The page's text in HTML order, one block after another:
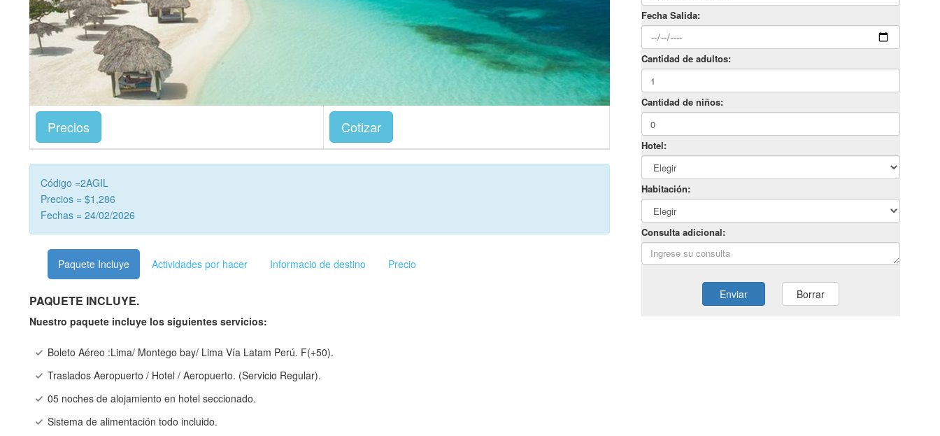
Precios Cotizar
Código =2AGIL
Precios = $1,286
Fechas = 24/02/2026
Paquete Incluye Actividades por hacer Informacio de destino Precio
PAQUETE INCLUYE.
Nuestro paquete incluye los siguientes servicios:
Boleto Aéreo :Lima/ Montego bay/ Lima Vía Latam Perú. F(+50).
Traslados Aeropuerto / Hotel / Aeropuerto. (Servicio Regular).
05 noches de alojamiento en hotel seccionado.
Sistema de alimentación todo incluido.